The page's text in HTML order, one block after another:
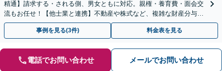
精通】請求する・される側、男女ともに対応。親権・養育費・面会交
流もお任せ！【他士業と連携】不動産や株式など、複雑な財産分与
も！【夜間・休日面談可】【子連れ相談】【上尾駅3分】
事例を見る(3件) 料金表を見る
電話でお問い合わせ メールでお問い合わせ